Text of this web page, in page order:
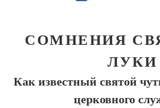
СОМНЕНИЯ
ЛУКИ
Как известный святой
церковного